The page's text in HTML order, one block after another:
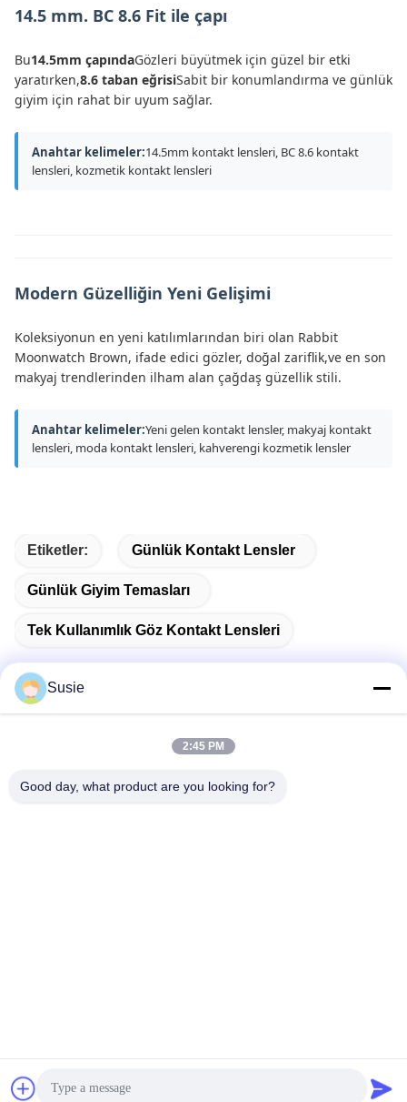
14.5 mm. BC 8.6 Fit ile çapı
Bu14.5mm çapındaGözleri büyütmek için güzel bir etki
yaratırken,8.6 taban eğrisiSabit bir konumlandırma ve günlük
giyim için rahat bir uyum sağlar.
Anahtar kelimeler:14.5mm kontakt lensleri, BC 8.6 kontakt
lensleri, kozmetik kontakt lensleri
Modern Güzelliğin Yeni Gelişimi
Koleksiyonun en yeni katılımlarından biri olan Rabbit
Moonwatch Brown, ifade edici gözler, doğal zariflik,ve en son
makyaj trendlerinden ilham alan çağdaş güzellik stili.
Anahtar kelimeler:Yeni gelen kontakt lensler, makyaj kontakt
lensleri, moda kontakt lensleri, kahverengi kozmetik lensler
Etiketler: Günlük Kontakt Lensler
Günlük Giyim Temasları
Tek Kullanımlık Göz Kontakt Lensleri
Adres
Beautylens Technology Co., Ltd. - Tüm haklar saklıdır.
Susie
2:45 PM
Good day, what product are you looking for?